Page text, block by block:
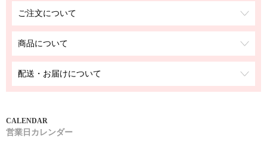
ご注文について
商品について
配送・お届けについて
営業日カレンダー